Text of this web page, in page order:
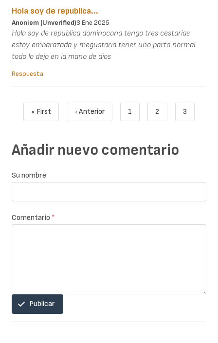
Hola soy de republica…
Anoniem (unverified)3 Ene 2025
Hola soy de republica dominocana tengo tres cestarías
estoy embarazada y megustaria tener uno parto normal
todo lo dejo en la mano de dios
Respuesta
Paginación
Primera página
« First
Página anterior
‹ Anterior
Page
1
Page
2
Página
3
Añadir nuevo comentario
Su nombre
Comentario *
Publicar